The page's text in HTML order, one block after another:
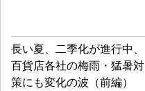
長い夏、二季化が進行中、
百貨店各社の梅雨・猛暑対
策にも変化の波（前編）